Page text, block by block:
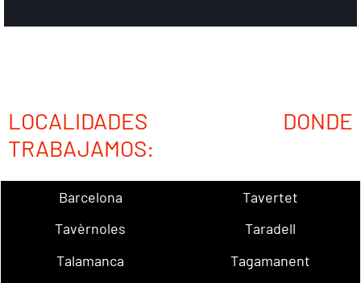
LOCALIDADES DONDE
TRABAJAMOS:
Barcelona
Tavertet
Tavèrnoles
Taradell
Talamanca
Tagamanent